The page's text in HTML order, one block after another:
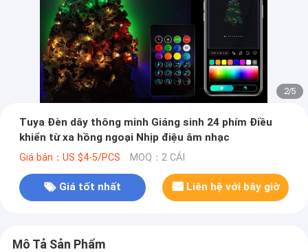
2/5
Tuya Đèn dây thông minh Giáng sinh 24 phím Điều
khiển từ xa hồng ngoại Nhịp điệu âm nhạc
Giá bán：US $4-5/PCS MOQ：2 CÁI
Giá tốt nhất Liên hệ với bây giờ
Mô Tả Sản Phẩm